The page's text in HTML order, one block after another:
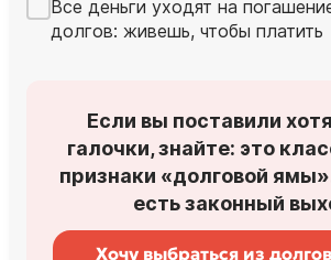
Все деньги уходят на
долгов: живешь, чтобы платить
Если вы поставили
галочки, знайте: это
признаки «долговой
есть законный
Хочу выбраться из